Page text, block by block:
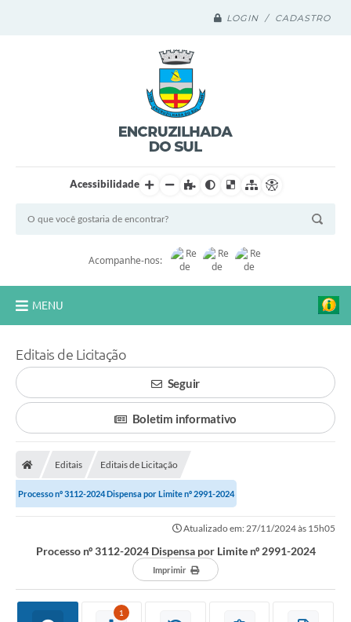
LOGIN / CADASTRO
Acessibilidade
Acompanhe-nos:
MENU
A Prefeitura
Município
Transparência
1DOC
Contratos
Editais de Licitação
Seguir
Boletim informativo
Editais Editais de Licitação
Processo nº 3112-2024 Dispensa por Limite nº 2991-2024
Atualizado em: 27/11/2024 às 15h05
Processo nº 3112-2024 Dispensa por Limite nº 2991-2024
Imprimir
1